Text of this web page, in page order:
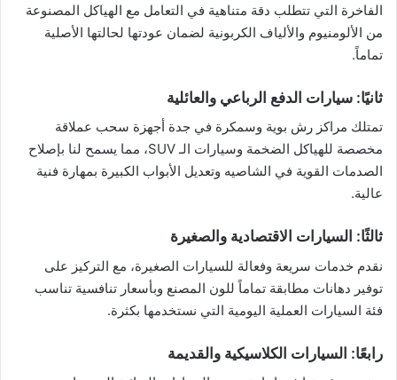
الفاخرة التي تتطلب دقة متناهية في التعامل مع الهياكل المصنوعة
من الألومنيوم والألياف الكربونية لضمان عودتها لحالتها الأصلية
تماماً.
ثانيًا: سيارات الدفع الرباعي والعائلية
تمتلك مراكز رش بوية وسمكرة في جدة أجهزة سحب عملاقة
مخصصة للهياكل الضخمة وسيارات الـ SUV، مما يسمح لنا بإصلاح
الصدمات القوية في الشاصيه وتعديل الأبواب الكبيرة بمهارة فنية
عالية.
ثالثًا: السيارات الاقتصادية والصغيرة
نقدم خدمات سريعة وفعالة للسيارات الصغيرة، مع التركيز على
توفير دهانات مطابقة تماماً للون المصنع وبأسعار تنافسية تناسب
فئة السيارات العملية اليومية التي نستخدمها بكثرة.
رابعًا: السيارات الكلاسيكية والقديمة